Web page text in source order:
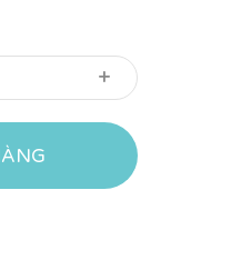
+